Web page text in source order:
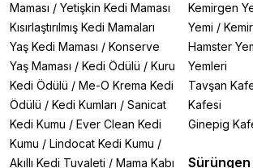
Maması / Yetişkin Kedi Maması
Kısırlaştırılmış Kedi Mamaları
Yaş Kedi Maması / Konserve
Yaş Maması / Kedi Ödülü / Kuru
Kedi Ödülü / Me-O Krema Kedi
Ödülü / Kedi Kumları / Sanicat
Kedi Kumu / Ever Clean Kedi
Kumu / Lindocat Kedi Kumu /
Akıllı Kedi Tuvaleti / Mama Kabı
Kemirgen
Yemi /
Hamster
Yemleri
Tavşan
Kafesi
Ginepig
Sürüngen